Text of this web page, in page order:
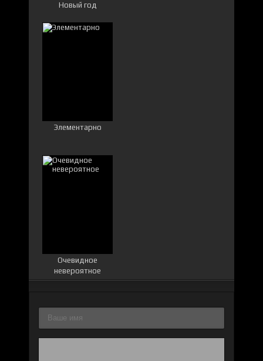
Новый год
Элементарно
Очевидное
невероятное